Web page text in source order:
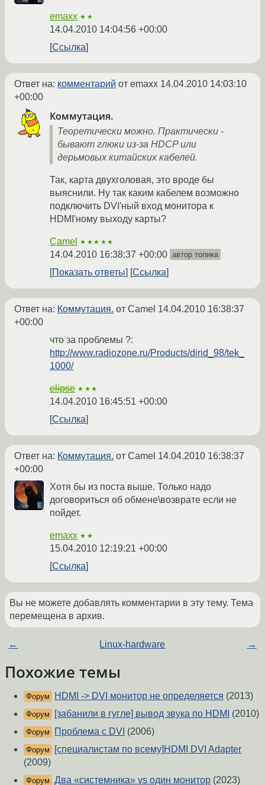
emaxx ★★
14.04.2010 14:04:56 +00:00
Ссылка
Ответ на: комментарий от emaxx 14.04.2010 14:03:10
+00:00
Коммутация.
Теоретически можно. Практически -
бывают глюки из-за HDCP или
дерьмовых китайских кабелей.
Так, карта двухголовая, это вроде бы
выяснили. Ну так каким кабелем возможно
подключить DVI'ный вход монитора к
HDMI'ному выходу карты?
Camel ★★★★★
14.04.2010 16:38:37 +00:00 автор топика
Показать ответы Ссылка
Ответ на: Коммутация. от Camel 14.04.2010 16:38:37
+00:00
что за проблемы ?:
http://www.radiozone.ru/Products/dirid_98/tek_
1000/
elipse ★★★
14.04.2010 16:45:51 +00:00
Ссылка
Ответ на: Коммутация. от Camel 14.04.2010 16:38:37
+00:00
Хотя бы из поста выше. Только надо
договориться об обмене\возврате если не
пойдет.
emaxx ★★
15.04.2010 12:19:21 +00:00
Ссылка
Вы не можете добавлять комментарии в эту тему. Тема
перемещена в архив.
← Linux-hardware →
Похожие темы
Форум HDMI -> DVI монитор не определяется (2013)
Форум [забанили в гугле] вывод звука по HDMI (2010)
Форум Проблема с DVI (2006)
Форум
[специалистам по всему]HDMI DVI Adapter
(2009)
Форум Два «системника» vs один монитор (2023)